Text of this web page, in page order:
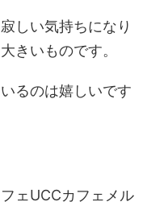
しい気持ちになり
きいものです。
るのは嬉しいです
ェUCCカフェメル